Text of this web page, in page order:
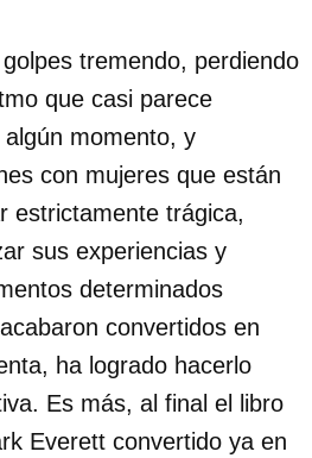
tremendo, perdiendo
que casi parece
momento, y
con mujeres que están
estrictamente trágica,
sus experiencias y
determinados
convertidos en
ha logrado hacerlo
Es más, al final el libro
Everett convertido ya en